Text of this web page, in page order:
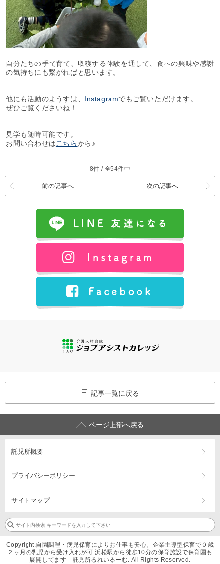
自分たちの手で育て、収穫する体験を通して、食への興味や感謝
の気持ちにも繋がればと思います。
他にも活動のようすは、 Instagramでもご覧いただけます。
ぜひご覧くださいね！
見学も随時可能です。
お問い合わせはこちらから♪
8件 / 全54件中
前の記事へ 次の記事へ
記事一覧に戻る
ページ上部へ戻る
託児所概要
プライバシーポリシー
サイトマップ
Copyright.自園調理・病児保育によりお仕事も安心。企業主導型保育で０歳
２ヶ月の乳児から受け入れが可 浜松駅から徒歩10分の保育施設で保育園も
展開してます 託児所るれいるーむ. All Rights Reserved.